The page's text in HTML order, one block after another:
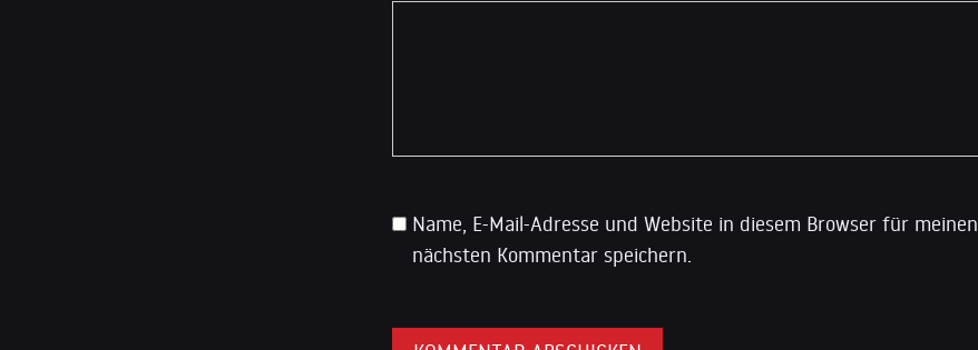
Name, E-Mail-Adresse und Website in diesem Browser für meinen
nächsten Kommentar speichern.